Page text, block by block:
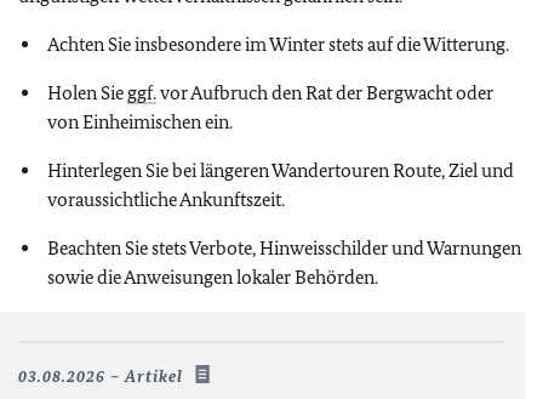
Achten Sie insbesondere im Winter stets auf die Witterung.
Holen Sie ggf.vor Aufbruch den Rat der Bergwacht oder
von Einheimischen ein.
Hinterlegen Sie bei längeren Wandertouren Route, Ziel und
voraussichtliche Ankunftszeit.
Beachten Sie stets Verbote, Hinweisschilder und Warnungen
sowie die Anweisungen lokaler Behörden.
03.08.2026 Artikel